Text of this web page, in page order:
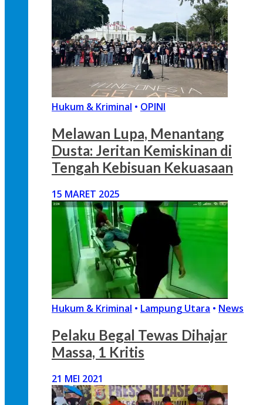
Hukum & Kriminal • OPINI
Melawan Lupa, Menantang
Dusta: Jeritan Kemiskinan di
Tengah Kebisuan Kekuasaan
15 MARET 2025
Hukum & Kriminal • Lampung Utara • News
Pelaku Begal Tewas Dihajar
Massa, 1 Kritis
21 MEI 2021